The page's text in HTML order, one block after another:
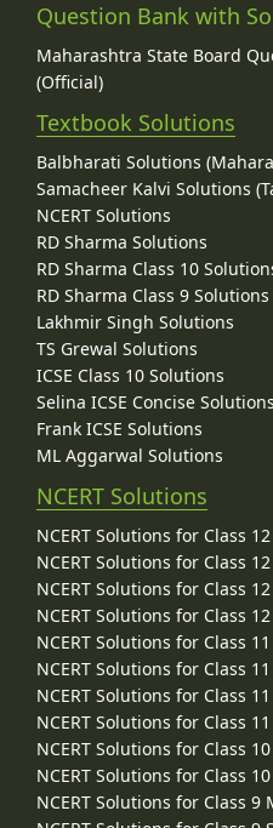
Question Bank with
Maharashtra State Board
(Official)
Textbook Solutions
Balbharati Solutions
Samacheer Kalvi Solutions
NCERT Solutions
RD Sharma Solutions
RD Sharma Class 10
RD Sharma Class 9 Solutions
Lakhmir Singh Solutions
TS Grewal Solutions
ICSE Class 10 Solutions
Selina ICSE Concise Solutions
Frank ICSE Solutions
ML Aggarwal Solutions
NCERT Solutions
NCERT Solutions for Class
NCERT Solutions for Class
NCERT Solutions for Class
NCERT Solutions for Class
NCERT Solutions for Class
NCERT Solutions for Class
NCERT Solutions for Class
NCERT Solutions for Class
NCERT Solutions for Class
NCERT Solutions for Class
NCERT Solutions for Class 9